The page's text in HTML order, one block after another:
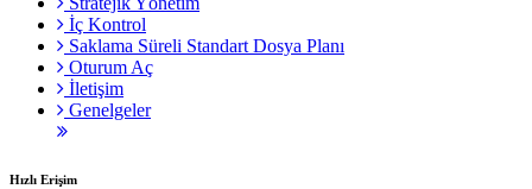
İç Kontrol
Saklama Süreli Standart Dosya Planı
Oturum Aç
İletişim
Genelgeler
Hızlı Erişim